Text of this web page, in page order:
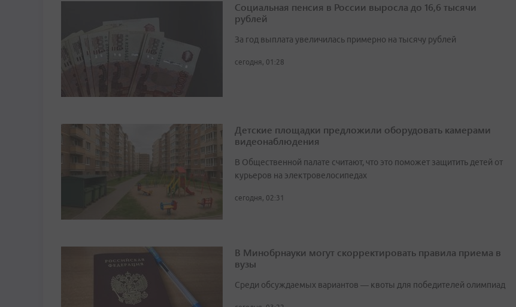
Социальная пенсия в России выросла до 16,6 тысячи
рублей
За год выплата увеличилась примерно на тысячу рублей
сегодня, 01:28
Детские площадки предложили оборудовать камерами
видеонаблюдения
В Общественной палате считают, что это поможет защитить детей от
курьеров на электровелосипедах
сегодня, 02:31
В Минобрнауки могут скорректировать правила приема в
вузы
Среди обсуждаемых вариантов — квоты для победителей олимпиад